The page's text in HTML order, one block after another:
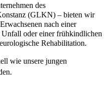
des
(GLKN) – bieten wir
nach einer
oder einer frühkindlichen
Rehabilitation.
wie unsere jungen